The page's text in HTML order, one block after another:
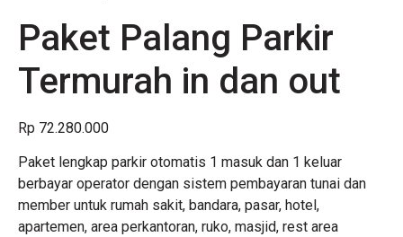
Paket Palang Parkir
Termurah in dan out
Rp 72.280.000
Paket lengkap parkir otomatis 1 masuk dan 1 keluar
berbayar operator dengan sistem pembayaran tunai dan
member untuk rumah sakit, bandara, pasar, hotel,
apartemen, area perkantoran, ruko, masjid, rest area